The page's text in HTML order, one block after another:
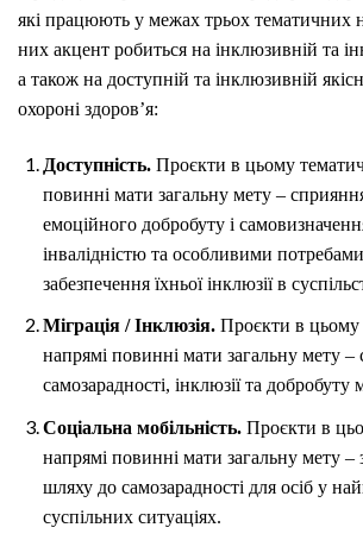
які працюють у межах трьох тематичних
них акцент робиться на інклюзивній та
а також на доступній та інклюзивній
охороні здоров’я:
Доступність. Проєкти в цьому
повинні мати загальну мету –
емоційного добробуту і
інвалідністю та особливими
забезпечення їхньої інклюзії в
Міграція / Інклюзія. Проєкти в
напрямі повинні мати загальну мету –
самозарадності, інклюзії та добробуту
Соціальна мобільність. Проєкти в
напрямі повинні мати загальну мету –
шляху до самозарадності для осіб у
суспільних ситуаціях.